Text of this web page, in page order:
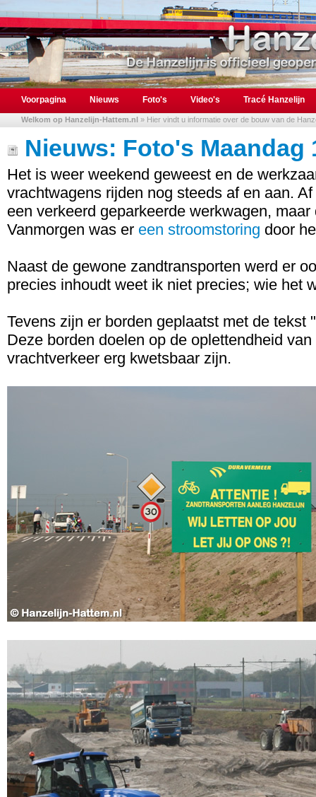
Voorpagina Nieuws Foto's Video's Tracé Hanzelijn
Welkom op Hanzelijn-Hattem.nl » Hier vindt u informatie over de bouw van de
Nieuws: Foto's Maandag
Het is weer weekend geweest en de
vrachtwagens rijden nog steeds af en aan.
een verkeerd geparkeerde werkwagen,
Vanmorgen was er een stroomstoring door
Naast de gewone zandtransporten werd er
precies inhoudt weet ik niet precies; wie het
Tevens zijn er borden geplaatst met de
Deze borden doelen op de oplettendheid
vrachtverkeer erg kwetsbaar zijn.